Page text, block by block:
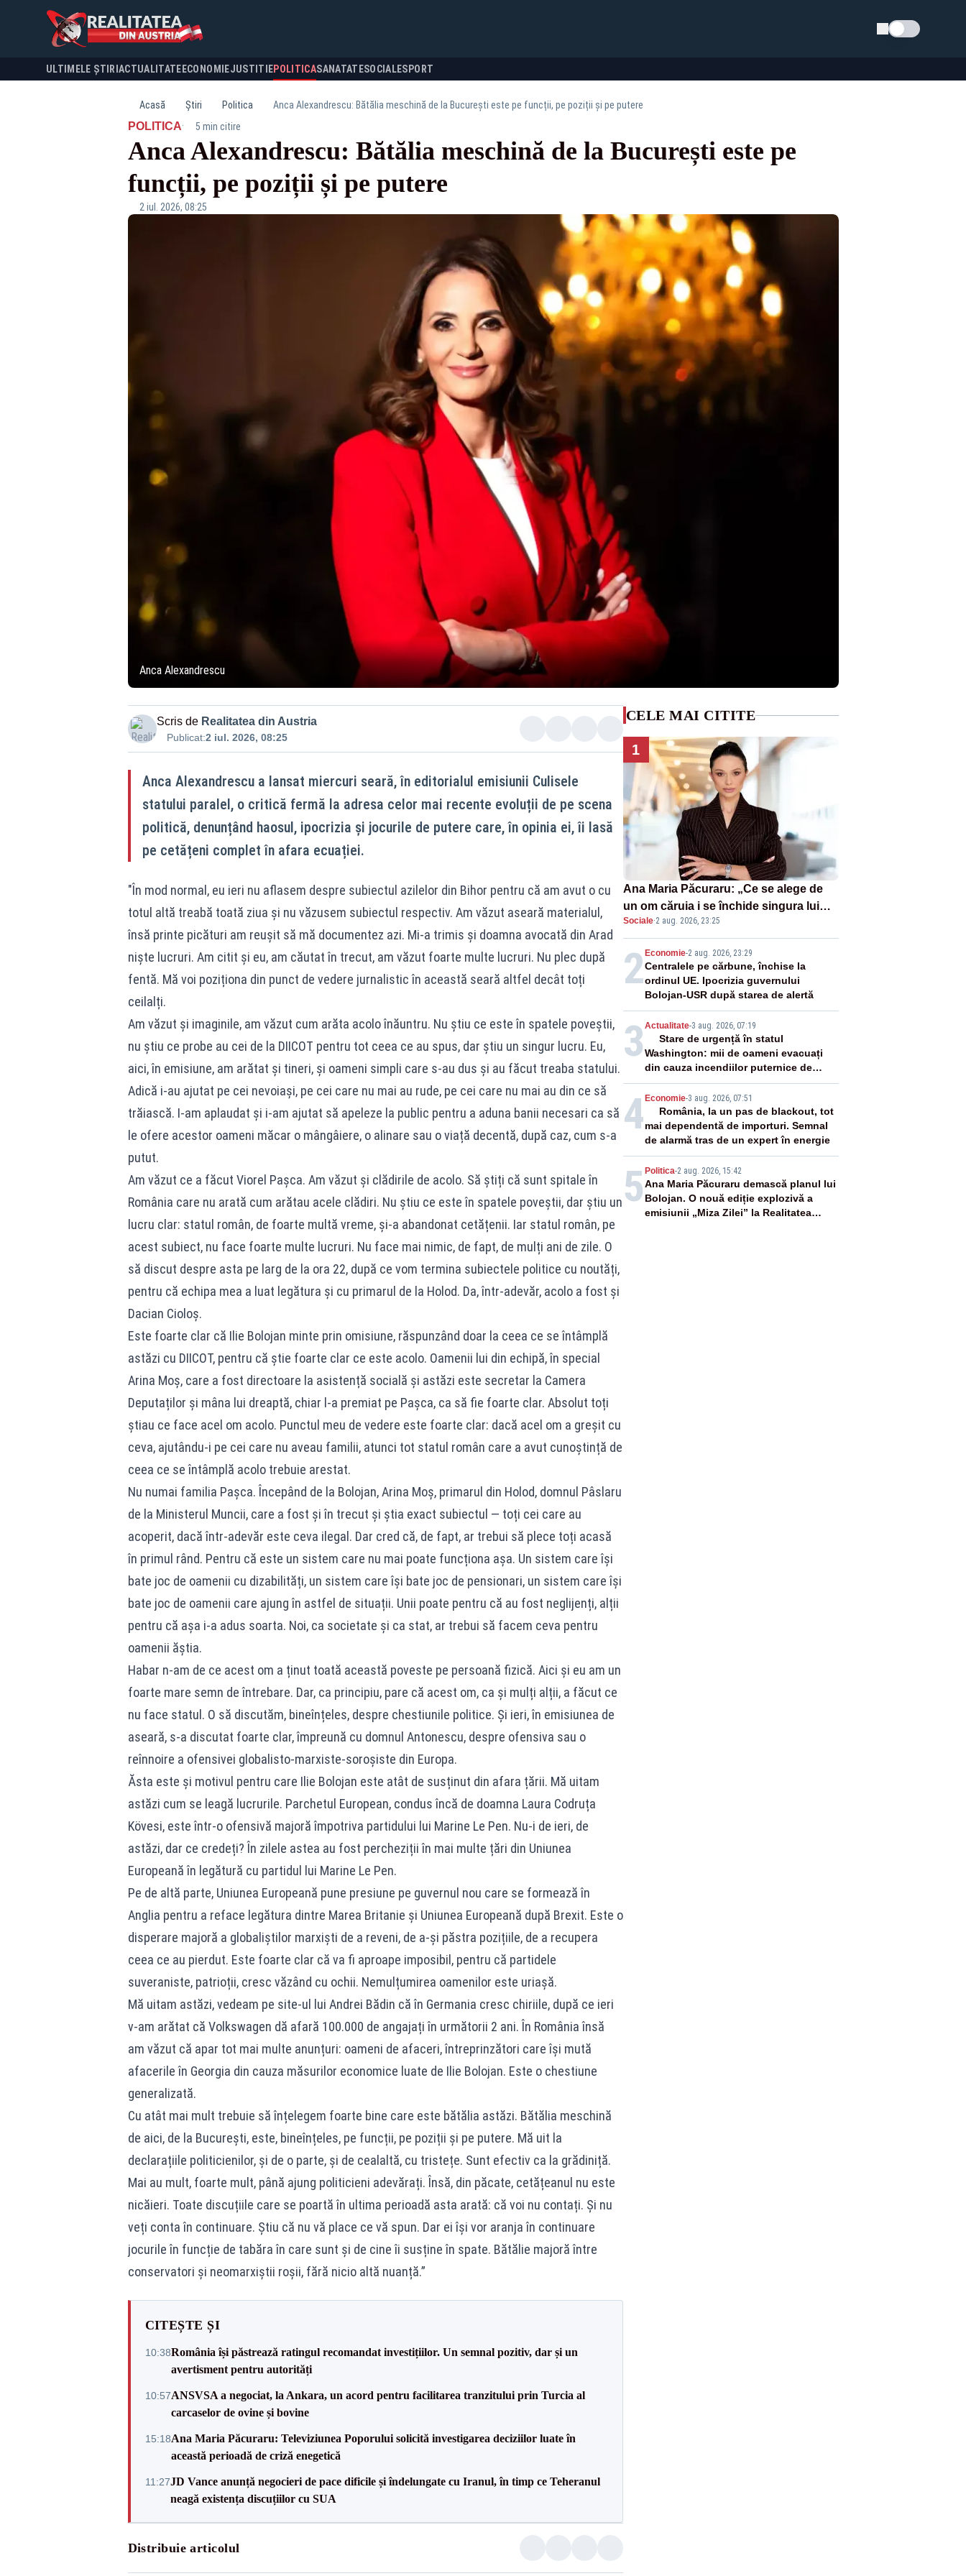
Schimba tema
ULTIMELE ȘTIRI ACTUALITATE ECONOMIEJUSTITIEPOLITICASANATATESOCIALESPORT
Acasă Știri Politica Anca Alexandrescu: Bătălia meschină de la București este pe funcții, pe poziții și pe putere
POLITICA· 5 min citire
Anca Alexandrescu: Bătălia meschină de la București este pe
funcții, pe poziții și pe putere
2 iul. 2026, 08:25
Anca Alexandrescu
Scris de Realitatea din Austria
Publicat:2 iul. 2026, 08:25
Anca Alexandrescu a lansat miercuri seară, în editorialul emisiunii Culisele
statului paralel, o critică fermă la adresa celor mai recente evoluții de pe scena
politică, denunțând haosul, ipocrizia și jocurile de putere care, în opinia ei, îi lasă
pe cetățeni complet în afara ecuației.
"În mod normal, eu ieri nu aflasem despre subiectul azilelor din Bihor pentru că am avut o cu
totul altă treabă toată ziua și nu văzusem subiectul respectiv. Am văzut aseară materialul,
însă printe picături am reușit să mă documentez azi. Mi‑a trimis și doamna avocată din Arad
niște lucruri. Am citit și eu, am căutat în trecut, am văzut foarte multe lucruri. Nu plec după
fentă. Mă voi poziționa din punct de vedere jurnalistic în această seară altfel decât toți
ceilalți.
Am văzut și imaginile, am văzut cum arăta acolo înăuntru. Nu știu ce este în spatele poveștii,
nu știu ce probe au cei de la DIICOT pentru tot ceea ce au spus, dar știu un singur lucru. Eu,
aici, în emisiune, am arătat și tineri, și oameni simpli care s‑au dus și au făcut treaba statului.
Adică i‑au ajutat pe cei nevoiași, pe cei care nu mai au rude, pe cei care nu mai au din ce să
trăiască. I‑am aplaudat și i‑am ajutat să apeleze la public pentru a aduna banii necesari ca să
le ofere acestor oameni măcar o mângâiere, o alinare sau o viață decentă, după caz, cum s‑a
putut.
Am văzut ce a făcut Viorel Pașca. Am văzut și clădirile de acolo. Să știți că sunt spitale în
România care nu arată cum arătau acele clădiri. Nu știu ce este în spatele poveștii, dar știu un
lucru clar: statul român, de foarte multă vreme, și‑a abandonat cetățenii. Iar statul român, pe
acest subiect, nu face foarte multe lucruri. Nu face mai nimic, de fapt, de mulți ani de zile. O
să discut despre asta pe larg de la ora 22, după ce vom termina subiectele politice cu noutăți,
pentru că echipa mea a luat legătura și cu primarul de la Holod. Da, într‑adevăr, acolo a fost și
Dacian Cioloș.
Este foarte clar că Ilie Bolojan minte prin omisiune, răspunzând doar la ceea ce se întâmplă
astăzi cu DIICOT, pentru că știe foarte clar ce este acolo. Oamenii lui din echipă, în special
Arina Moș, care a fost directoare la asistență socială și astăzi este secretar la Camera
Deputaților și mâna lui dreaptă, chiar l‑a premiat pe Pașca, ca să fie foarte clar. Absolut toți
știau ce face acel om acolo. Punctul meu de vedere este foarte clar: dacă acel om a greșit cu
ceva, ajutându‑i pe cei care nu aveau familii, atunci tot statul român care a avut cunoștință de
ceea ce se întâmplă acolo trebuie arestat.
Nu numai familia Pașca. Începând de la Bolojan, Arina Moș, primarul din Holod, domnul Pâslaru
de la Ministerul Muncii, care a fost și în trecut și știa exact subiectul — toți cei care au
acoperit, dacă într‑adevăr este ceva ilegal. Dar cred că, de fapt, ar trebui să plece toți acasă
în primul rând. Pentru că este un sistem care nu mai poate funcționa așa. Un sistem care își
bate joc de oamenii cu dizabilități, un sistem care își bate joc de pensionari, un sistem care își
bate joc de oamenii care ajung în astfel de situații. Unii poate pentru că au fost neglijenți, alții
pentru că așa i‑a adus soarta. Noi, ca societate și ca stat, ar trebui să facem ceva pentru
oamenii ăștia.
Habar n‑am de ce acest om a ținut toată această poveste pe persoană fizică. Aici și eu am un
foarte mare semn de întrebare. Dar, ca principiu, pare că acest om, ca și mulți alții, a făcut ce
nu face statul. O să discutăm, bineînțeles, despre chestiunile politice. Și ieri, în emisiunea de
aseară, s‑a discutat foarte clar, împreună cu domnul Antonescu, despre ofensiva sau o
reînnoire a ofensivei globalisto‑marxiste‑soroșiste din Europa.
Ăsta este și motivul pentru care Ilie Bolojan este atât de susținut din afara țării. Mă uitam
astăzi cum se leagă lucrurile. Parchetul European, condus încă de doamna Laura Codruța
Kövesi, este într‑o ofensivă majoră împotriva partidului lui Marine Le Pen. Nu‑i de ieri, de
astăzi, dar ce credeți? În zilele astea au fost percheziții în mai multe țări din Uniunea
Europeană în legătură cu partidul lui Marine Le Pen.
Pe de altă parte, Uniunea Europeană pune presiune pe guvernul nou care se formează în
Anglia pentru a reface legătura dintre Marea Britanie și Uniunea Europeană după Brexit. Este o
disperare majoră a globaliștilor marxiști de a reveni, de a‑și păstra pozițiile, de a recupera
ceea ce au pierdut. Este foarte clar că va fi aproape imposibil, pentru că partidele
suveraniste, patrioții, cresc văzând cu ochii. Nemulțumirea oamenilor este uriașă.
Mă uitam astăzi, vedeam pe site‑ul lui Andrei Bădin că în Germania cresc chiriile, după ce ieri
v‑am arătat că Volkswagen dă afară 100.000 de angajați în următorii 2 ani. În România însă
am văzut că apar tot mai multe anunțuri: oameni de afaceri, întreprinzători care își mută
afacerile în Georgia din cauza măsurilor economice luate de Ilie Bolojan. Este o chestiune
generalizată.
Cu atât mai mult trebuie să înțelegem foarte bine care este bătălia astăzi. Bătălia meschină
de aici, de la București, este, bineînțeles, pe funcții, pe poziții și pe putere. Mă uit la
declarațiile politicienilor, și de o parte, și de cealaltă, cu tristețe. Sunt efectiv ca la grădiniță.
Mai au mult, foarte mult, până ajung politicieni adevărați. Însă, din păcate, cetățeanul nu este
nicăieri. Toate discuțiile care se poartă în ultima perioadă asta arată: că voi nu contați. Și nu
veți conta în continuare. Știu că nu vă place ce vă spun. Dar ei își vor aranja în continuare
jocurile în funcție de tabăra în care sunt și de cine îi susține în spate. Bătălie majoră între
conservatori și neomarxiștii roșii, fără nicio altă nuanță.”
CITEȘTE ȘI
10:38România își păstrează ratingul recomandat investițiilor. Un semnal pozitiv, dar și un
avertisment pentru autorități
10:57ANSVSA a negociat, la Ankara, un acord pentru facilitarea tranzitului prin Turcia al
carcaselor de ovine și bovine
15:18Ana Maria Păcuraru: Televiziunea Poporului solicită investigarea deciziilor luate în
această perioadă de criză enegetică
11:27JD Vance anunță negocieri de pace dificile și îndelungate cu Iranul, în timp ce Teheranul
neagă existența discuțiilor cu SUA
Distribuie articolul
CELE MAI CITITE
1
Ana Maria Păcuraru: „Ce se alege de
un om căruia i se închide singura lui
portiță?”
Sociale·2 aug. 2026, 23:25
2 Economie-2 aug. 2026, 23:29
Centralele pe cărbune, închise la
ordinul UE. Ipocrizia guvernului
Bolojan-USR după starea de alertă
3 Actualitate-3 aug. 2026, 07:19
Stare de urgență în statul
Washington: mii de oameni evacuați
din cauza incendiilor puternice de
vegetație
4 Economie-3 aug. 2026, 07:51
România, la un pas de blackout, tot
mai dependentă de importuri. Semnal
de alarmă tras de un expert în energie
5 Politica-2 aug. 2026, 15:42
Ana Maria Păcuraru demască planul lui
Bolojan. O nouă ediție explozivă a
emisiunii „Miza Zilei” la Realitatea